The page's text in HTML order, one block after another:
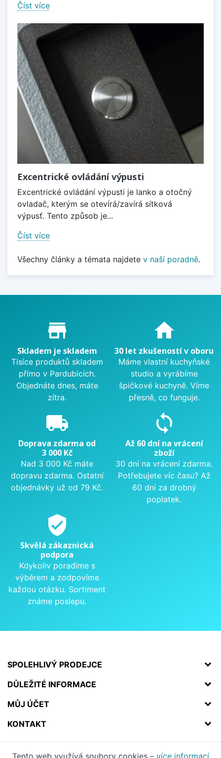
Číst více
Excentrické ovládání výpusti
Excentrické ovládání výpusti je lanko a otočný
ovladač, kterým se otevírá/zavírá sítková
výpusť. Tento způsob je...
Číst více
Všechny články a témata najdete v naší poradně.
Proč nakupovat u nás?
store_mall_directory
Skladem je skladem
Tisíce produktů skladem
přímo v Pardubicích.
Objednáte dnes, máte
zítra.
home
30 let zkušeností v oboru
Máme vlastní kuchyňské
studio a vyrábíme
špičkové kuchyně. Víme
přesně, co funguje.
local_shipping
Doprava zdarma od
3 000 Kč
Nad 3 000 Kč máte
dopravu zdarma. Ostatní
objednávky už od 79 Kč.
sync
Až 60 dní na vrácení
zboží
30 dní na vrácení zdarma.
Potřebujete víc času? Až
60 dní za drobný
poplatek.
verified_user
Skvělá zákaznická
podpora
Kdykoliv poradíme s
výběrem a zodpovíme
každou otázku. Sortiment
známe poslepu.
SPOLEHLIVÝ PRODEJCE
DŮLEŽITÉ INFORMACE
MŮJ ÚČET
KONTAKT
Tento web využívá soubory cookies – více informací